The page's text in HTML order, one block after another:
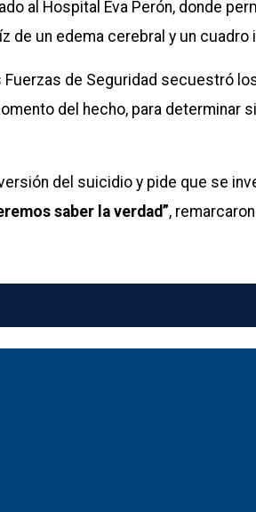
al Hospital Eva Perón, donde
de un edema cerebral y un cuadro
Fuerzas de Seguridad secuestró
del hecho, para determinar
del suicidio y pide que se
saber la verdad”,